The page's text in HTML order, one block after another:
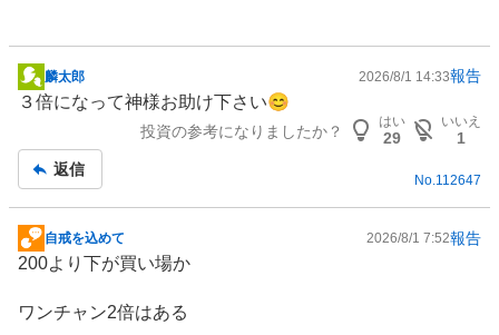
掲
示
事
麟太郎 2026/8/1 14:33報告
３倍になって神様お助け下さい😊
投資の参考になりましたか？
はい
29
いいえ
1
返信
No.112647
掲
示
記
自戒を込めて 2026/8/1 7:52報告
200より下が買い場か
ワンチャン2倍はある